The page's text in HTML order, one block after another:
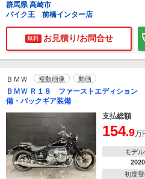
群馬県 高崎市
バイク王 前橋インター店
無料 お見積り/お問合せ
ＢＭＷ 複数画像 動画
ＢＭＷ Ｒ１８ ファーストエディション
備・バックギア装備
支払総額
154.9万
モデ
初度